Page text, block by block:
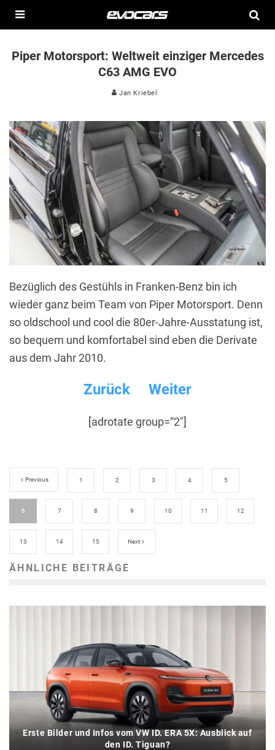
Piper Motorsport: Weltweit einziger Mercedes
C63 AMG EVO
Jan Kriebel
Bezüglich des Gestühls in Franken-Benz bin ich
wieder ganz beim Team von Piper Motorsport. Denn
so oldschool und cool die 80er-Jahre-Ausstatung ist,
so bequem und komfortabel sind eben die Derivate
aus dem Jahr 2010.
Zurück Weiter
[adrotate group=“2″]
Previous 1 2 3 4 5
6 7 8 9 10 11 12
13 14 15 Next
ÄHNLICHE BEITRÄGE
Erste Bilder und Infos vom VW ID. ERA 5X: Ausblick auf
den ID. Tiguan?